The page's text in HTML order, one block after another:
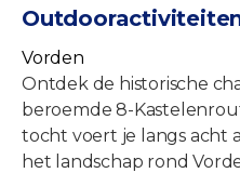
Vorden
Ontdek de historische
beroemde 8-
tocht voert je langs acht
het landschap rond